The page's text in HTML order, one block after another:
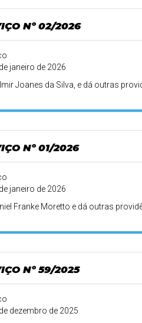
Nº 02/2026
janeiro de 2026
Joanes da Silva, e dá outras
Nº 01/2026
janeiro de 2026
Franke Moretto e dá outras
Nº 59/2025
dezembro de 2025